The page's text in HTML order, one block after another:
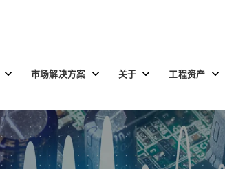
Toggle
品
市场解决方案 Toggle
children
场
解
决
方
关于 Toggle
于
工程资产
程
资
产